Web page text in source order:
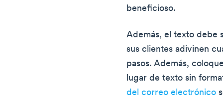
beneficioso.
Además, el texto debe
sus clientes adivinen
pasos. Además,
lugar de texto sin
del correo electrónico